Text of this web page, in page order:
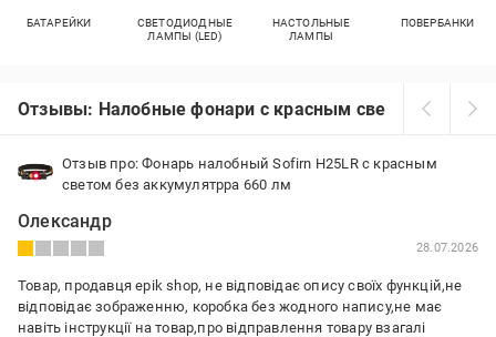
БАТАРЕЙКИ
СВЕТОДИОДНЫЕ
ЛАМПЫ (LED)
НАСТОЛЬНЫЕ
ЛАМПЫ
ПОВЕРБАНКИ
Отзывы: Налобные фонари с красным светом
Отзыв про: Фонарь налобный Sofirn H25LR с красным
светом без аккумулятрра 660 лм
Олександр
28.07.2026
Товар, продавця epik shop, не відповідає опису своїх функцій,не
відповідає зображенню, коробка без жодного напису,не має
навіть інструкції на товар,про відправлення товару взагалі